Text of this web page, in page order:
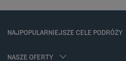
NAJPOPULARNIEJSZE CELE PODRÓŻY
NASZE OFERTY
Stawka członkowska
Informacje prawne
Polityka cookies